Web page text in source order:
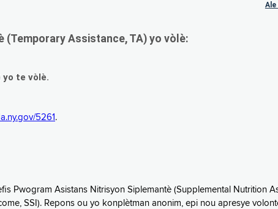
Ale
(Temporary Assistance, TA) yo vòlè:
yo te vòlè.
5261.
Asistans Nitrisyon Siplemantè (Supplemental Nutrition
SSI). Repons ou yo konplètman anonim, epi nou apresye